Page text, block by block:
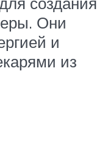
Они
и
из